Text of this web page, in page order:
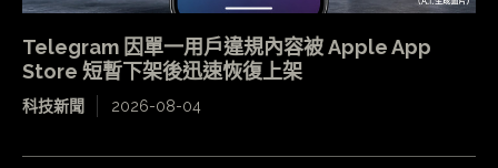
Telegram 因單一用戶違規內容被 Apple App
Store 短暫下架後迅速恢復上架
科技新聞 2026-08-04